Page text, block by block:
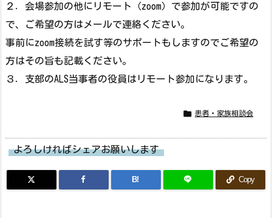
２．会場参加の他にリモート（zoom）で参加が可能ですの
で、ご希望の方はメールで連絡ください。
事前にzoom接続を試す等のサポートもしますのでご希望の
方はその旨も記載ください。
３．支部のALS当事者の役員はリモート参加になります。
 患者・家族相談会
よろしければシェアお願いします
B! Copy